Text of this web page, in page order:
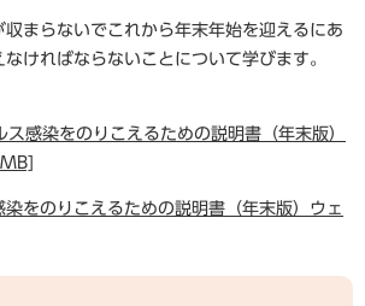
まらないでこれから年末年始を迎えるにあ
ければならないことについて学びます。
ス感染をのりこえるための説明書（年末版）
をのりこえるための説明書（年末版）ウェ